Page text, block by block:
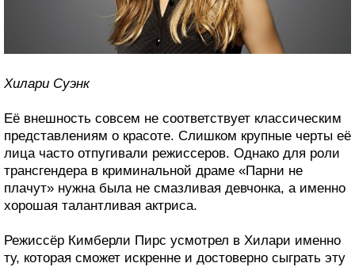
Хилари Суэнк
Её внешность совсем не соответствует классическим
представлениям о красоте. Слишком крупные черты её
лица часто отпугивали режиссеров. Однако для роли
трансгендера в криминальной драме «Парни не
плачут» нужна была не смазливая девчонка, а именно
хорошая талантливая актриса.
Режиссёр Кимберли Пирс усмотрел в Хилари именно
ту, которая сможет искренне и достоверно сыграть эту